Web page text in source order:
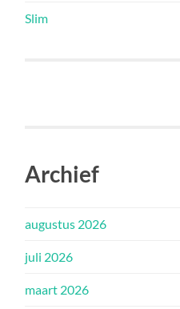
Slim
Archief
augustus 2026
juli 2026
maart 2026